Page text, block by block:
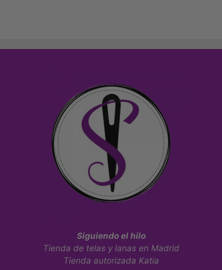
Siguiendo el hilo
Tienda de telas y lanas en Madrid
Tienda autorizada Katia